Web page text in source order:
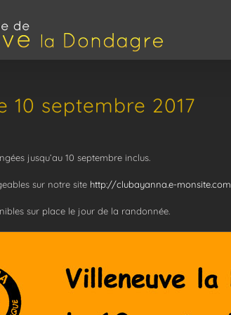
10 septembre 2017
jusqu’au 10 septembre inclus.
sur notre site http://clubayanna.e-monsite.com
sur place le jour de la randonnée.